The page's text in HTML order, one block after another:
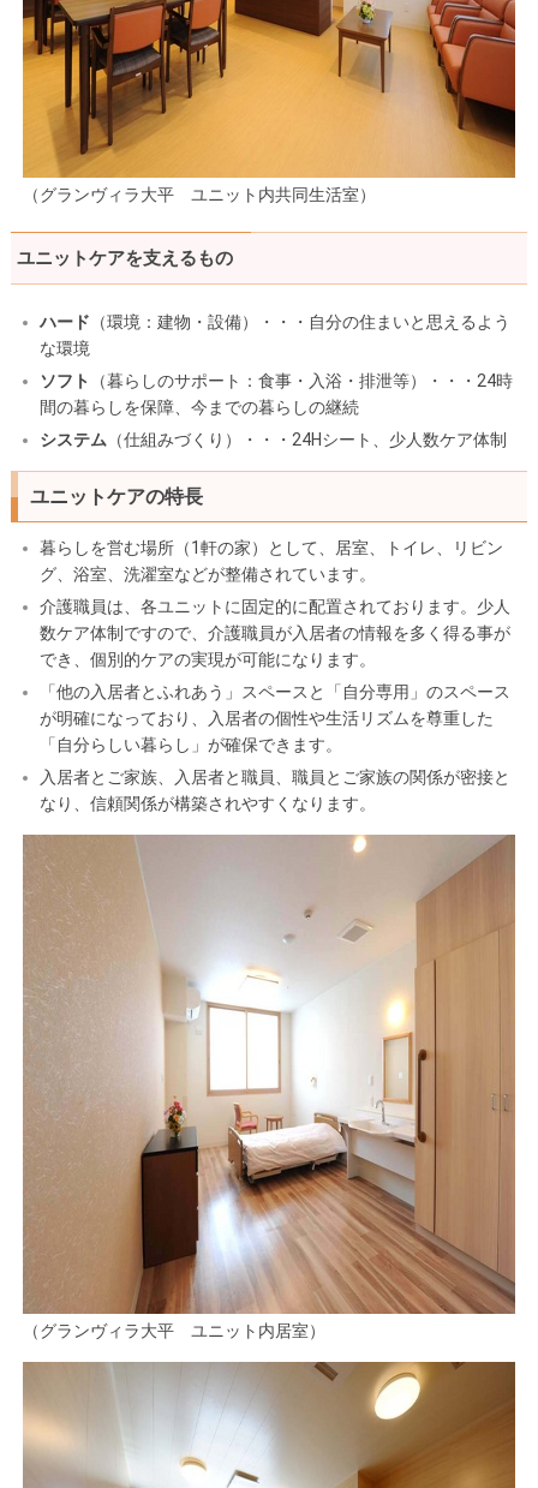
（グランヴィラ大平 ユニット内共同生活室）
ユニットケアを支えるもの
ハード （環境：建物・設備）・・・自分の住まいと思えるよう
な環境
ソフト
（暮らしのサポート：食事・入浴・排泄等）・・・24時
間の暮らしを保障、今までの暮らしの継続
システム （仕組みづくり）・・・24Hシート、少人数ケア体制
ユニットケアの特長
暮らしを営む場所（1軒の家）として、居室、トイレ、リビン
グ、浴室、洗濯室などが整備されています。
介護職員は、各ユニットに固定的に配置されております。少人
数ケア体制ですので、介護職員が入居者の情報を多く得る事が
でき、個別的ケアの実現が可能になります。
「他の入居者とふれあう」スペースと「自分専用」のスペース
が明確になっており、入居者の個性や生活リズムを尊重した
「自分らしい暮らし」が確保できます。
入居者とご家族、入居者と職員、職員とご家族の関係が密接と
なり、信頼関係が構築されやすくなります。
（グランヴィラ大平 ユニット内居室）